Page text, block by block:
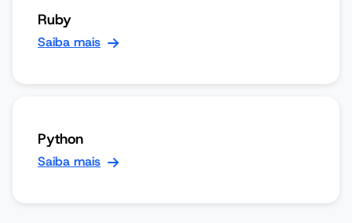
Ruby
Saiba mais
Python
Saiba mais